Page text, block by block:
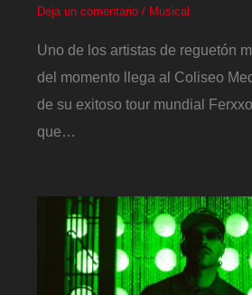
Deja un comentario / Musical
Uno de los artistas de reguetón
del momento llega al Coliseo
de su exitoso tour mundial
que…